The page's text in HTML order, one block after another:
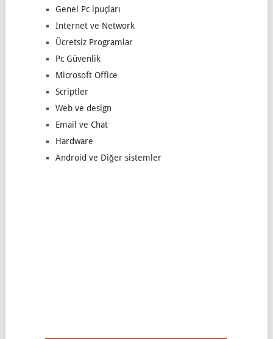
Genel Pc ipuçları
Internet ve Network
Ücretsiz Programlar
Pc Güvenlik
Microsoft Office
Scriptler
Web ve design
Email ve Chat
Hardware
Android ve Diğer sistemler